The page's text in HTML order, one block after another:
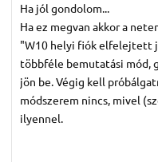
Ha jól gondolom...
Ha ez megvan akkor a
"W10 helyi fiók elfelejtett
többféle bemutatási mód,
jön be. Végig kell
módszerem nincs, mivel
ilyennel.